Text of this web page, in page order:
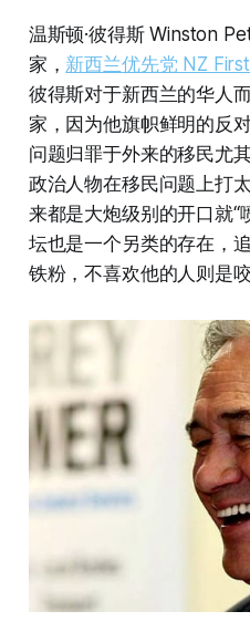
温斯顿·彼得斯 Winston
家， 新西兰优先党 NZ
彼得斯对于新西兰的华人
家，因为他旗帜鲜明的反
问题归罪于外来的移民尤
政治人物在移民问题上打
来都是大炮级别的开口就“
坛也是一个另类的存在，
铁粉，不喜欢他的人则是咬